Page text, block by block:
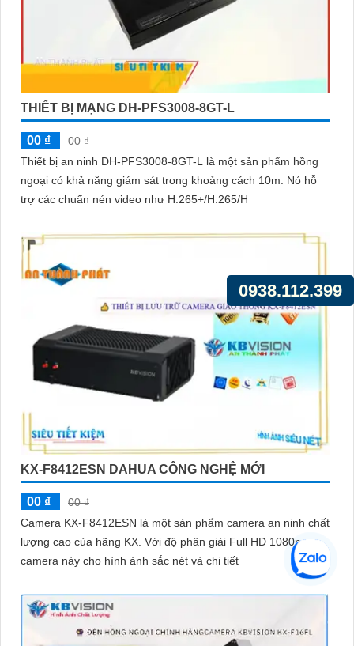
THIẾT BỊ MẠNG DH-PFS3008-8GT-L
00 ₫
00 ₫
Thiết bị an ninh DH-PFS3008-8GT-L là một sản phẩm hồng
ngoại có khả năng giám sát trong khoảng cách 10m. Nó hỗ
trợ các chuẩn nén video như H.265+/H.265/H
KX-F8412ESN DAHUA CÔNG NGHỆ MỚI
00 ₫
00 ₫
Camera KX-F8412ESN là một sản phẩm camera an ninh chất
lượng cao của hãng KX. Với độ phân giải Full HD 1080p,
camera này cho hình ảnh sắc nét và chi tiết
0938.112.399